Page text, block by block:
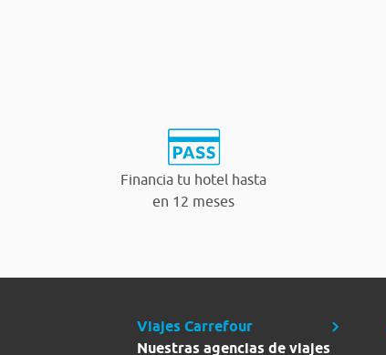
Financia tu hotel hasta
en 12 meses
Viajes Carrefour
Nuestras agencias de viajes